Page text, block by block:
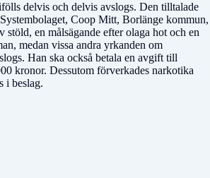
delvis och delvis avslogs. Den tilltalade
Coop Mitt, Borlänge kommun,
stöld, en målsägande efter olaga hot och en
medan vissa andra yrkanden om
Han ska också betala en avgift till
kronor. Dessutom förverkades narkotika
i beslag.